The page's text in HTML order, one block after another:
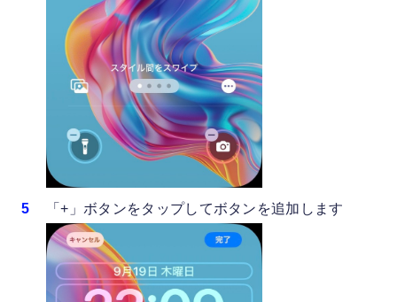
「+」ボタンをタップしてボタンを追加します